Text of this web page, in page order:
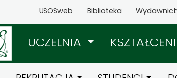
USOSweb Biblioteka
UCZELNIA